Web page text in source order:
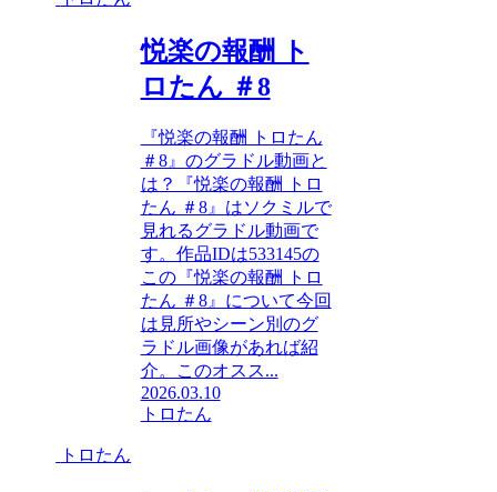
悦楽の報酬 ト
ロたん ＃8
『悦楽の報酬 トロたん
＃8』のグラドル動画と
は？『悦楽の報酬 トロ
たん ＃8』はソクミルで
見れるグラドル動画で
す。作品IDは533145の
この『悦楽の報酬 トロ
たん ＃8』について今回
は見所やシーン別のグ
ラドル画像があれば紹
介。このオスス...
2026.03.10
トロたん
トロたん